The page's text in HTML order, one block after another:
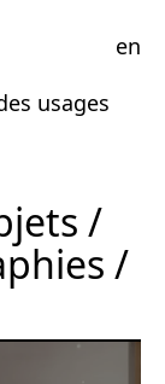
usages
en